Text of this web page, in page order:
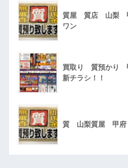
質屋 質店 山梨
ワン
買取り 質預かり
新チラシ！！
質 山梨質屋 甲府